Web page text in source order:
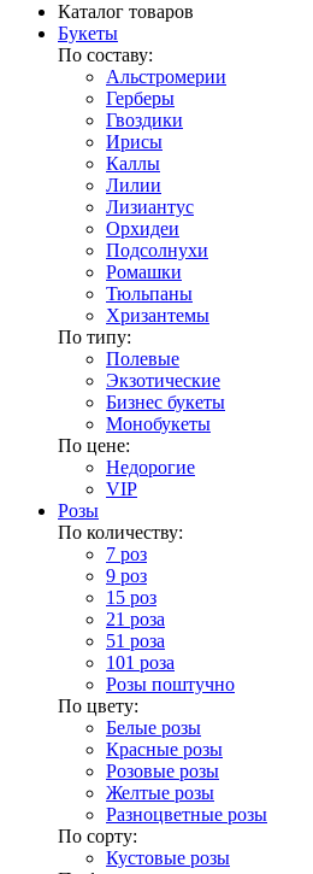
Каталог товаров
Букеты
По составу:
Альстромерии
Герберы
Гвоздики
Ирисы
Каллы
Лилии
Лизиантус
Орхидеи
Подсолнухи
Ромашки
Тюльпаны
Хризантемы
По типу:
Полевые
Экзотические
Бизнес букеты
Монобукеты
По цене:
Недорогие
VIP
Розы
По количеству:
7 роз
9 роз
15 роз
21 роза
51 роза
101 роза
Розы поштучно
По цвету:
Белые розы
Красные розы
Розовые розы
Желтые розы
Разноцветные розы
По сорту:
Кустовые розы